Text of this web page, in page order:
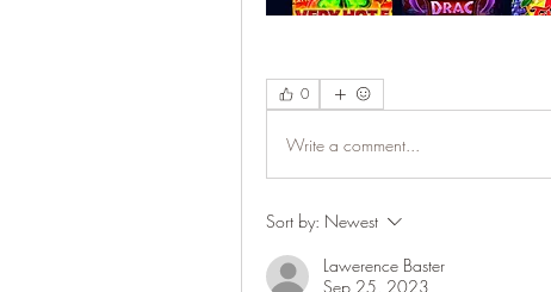
0
Write a comment...
Sort by: Newest
Lawerence Baster
Sep 25, 2023